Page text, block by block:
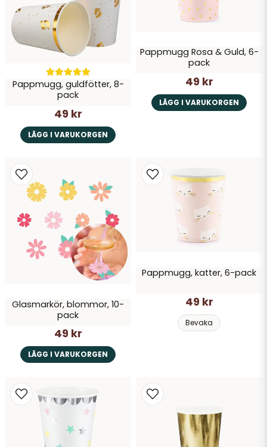
Skicka fråga
Pappmugg, guldfötter, 8-
pack
49 kr
LÄGG I VARUKORGEN
Pappmugg Rosa & Guld, 6-
pack
49 kr
LÄGG I VARUKORGEN
Glasmarkör, blommor, 10-
pack
49 kr
LÄGG I VARUKORGEN
Pappmugg, katter, 6-pack
49 kr
Bevaka